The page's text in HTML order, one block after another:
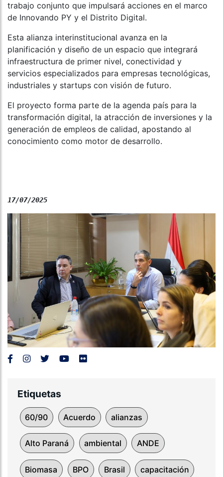
trabajo conjunto que impulsará acciones en el marco
de Innovando PY y el Distrito Digital.
Esta alianza interinstitucional avanza en la
planificación y diseño de un espacio que integrará
infraestructura de primer nivel, conectividad y
servicios especializados para empresas tecnológicas,
industriales y startups con visión de futuro.
El proyecto forma parte de la agenda país para la
transformación digital, la atracción de inversiones y la
generación de empleos de calidad, apostando al
conocimiento como motor de desarrollo.
17/07/2025
Etiquetas
60/90 Acuerdo alianzas
Alto Paraná ambiental ANDE
Biomasa BPO Brasil capacitación